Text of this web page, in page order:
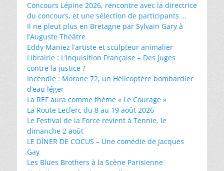
Concours Lépine 2026, rencontre avec la directrice
du concours, et une sélection de participants …
Il ne pleut plus en Bretagne par Sylvain Gary à
l’Auguste Théâtre
Eddy Maniez l’artiste et sculpteur animalier
Librairie : L’Inquisition Française – Des juges
contre la justice ?
Incendie : Morane 72, un Hélicoptère bombardier
d’eau léger
La REF aura comme thème « Le Courage »
La Route Leclerc du 8 au 19 août 2026
Le Festival de la Force revient à Tennie, le
dimanche 2 août
LE DÎNER DE COCUS – Une comédie de Jacques
Gay
Les Blues Brothers à la Scène Parisienne